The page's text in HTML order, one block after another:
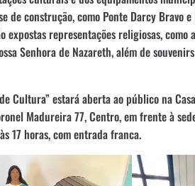
de construção, como Ponte Darcy Bravo e
expostas representações religiosas, como
Senhora de Nazareth, além de
Cultura” estará aberta ao público na
Madureira 77, Centro, em frente à
17 horas, com entrada franca.